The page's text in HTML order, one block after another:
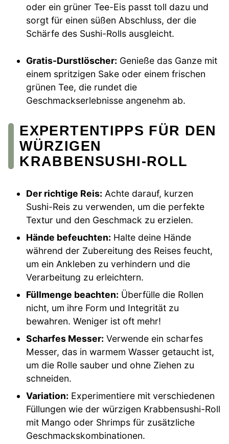
oder ein grüner Tee-Eis passt toll dazu und
sorgt für einen süßen Abschluss, der die
Schärfe des Sushi-Rolls ausgleicht.
Gratis-Durstlöscher: Genieße das Ganze mit
einem spritzigen Sake oder einem frischen
grünen Tee, die rundet die
Geschmackserlebnisse angenehm ab.
EXPERTENTIPPS FÜR DEN
WÜRZIGEN
KRABBENSUSHI-ROLL
Der richtige Reis: Achte darauf, kurzen
Sushi-Reis zu verwenden, um die perfekte
Textur und den Geschmack zu erzielen.
Hände befeuchten: Halte deine Hände
während der Zubereitung des Reises feucht,
um ein Ankleben zu verhindern und die
Verarbeitung zu erleichtern.
Füllmenge beachten: Überfülle die Rollen
nicht, um ihre Form und Integrität zu
bewahren. Weniger ist oft mehr!
Scharfes Messer: Verwende ein scharfes
Messer, das in warmem Wasser getaucht ist,
um die Rolle sauber und ohne Ziehen zu
schneiden.
Variation: Experimentiere mit verschiedenen
Füllungen wie der würzigen Krabbensushi-Roll
mit Mango oder Shrimps für zusätzliche
Geschmackskombinationen.